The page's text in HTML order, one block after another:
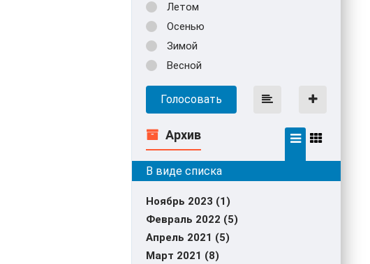
Летом
Осенью
Зимой
Весной
Голосовать
Архив
Ноябрь 2023 (1)
Февраль 2022 (5)
Апрель 2021 (5)
Март 2021 (8)